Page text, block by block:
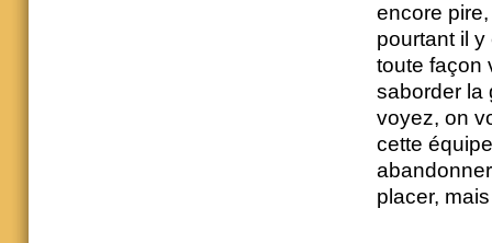
encore
pourtant il
toute façon
saborder la
voyez, on
cette
placer,